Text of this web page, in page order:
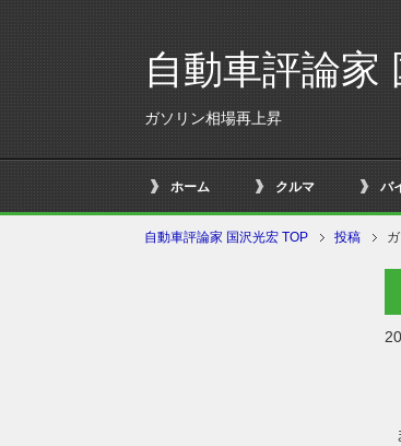
自動車評論家
ガソリン相場再上昇
ホーム クルマ バ
自動車評論家 国沢光宏 TOP 投稿